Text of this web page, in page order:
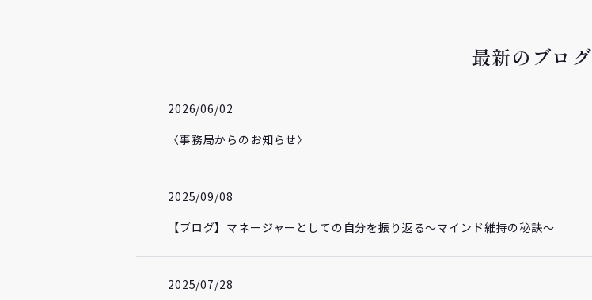
最新のブログ
2026/06/02
〈事務局からのお知らせ〉
2025/09/08
【ブログ】マネージャーとしての自分を振り返る～マインド維持の秘訣～
2025/07/28